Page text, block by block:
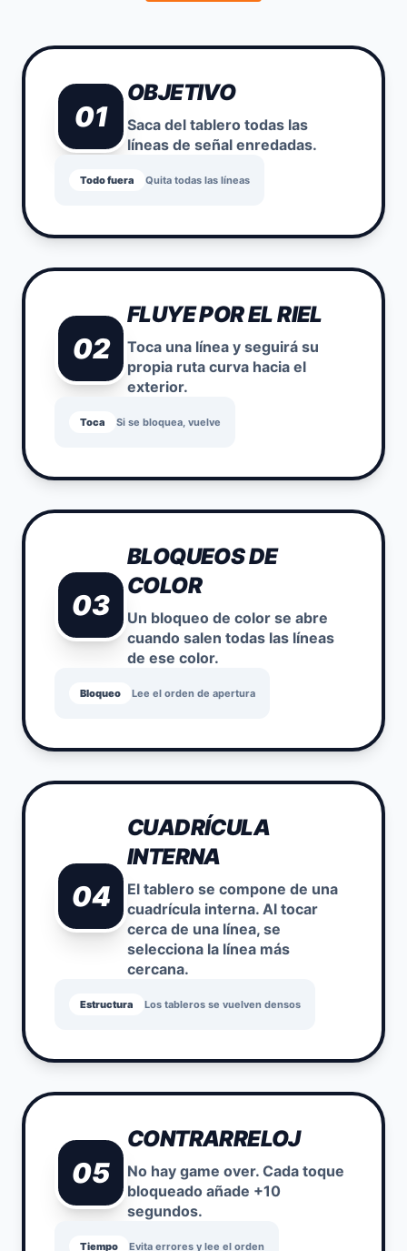
01
OBJETIVO
Saca del tablero todas las
líneas de señal enredadas.
Todo fuera Quita todas las líneas
02
FLUYE POR EL RIEL
Toca una línea y seguirá su
propia ruta curva hacia el
exterior.
Toca Si se bloquea, vuelve
03
BLOQUEOS DE
COLOR
Un bloqueo de color se abre
cuando salen todas las líneas
de ese color.
Bloqueo Lee el orden de apertura
04
CUADRÍCULA
INTERNA
El tablero se compone de una
cuadrícula interna. Al tocar
cerca de una línea, se
selecciona la línea más
cercana.
Estructura Los tableros se vuelven densos
05
CONTRARRELOJ
No hay game over. Cada toque
bloqueado añade +10
segundos.
Tiempo Evita errores y lee el orden